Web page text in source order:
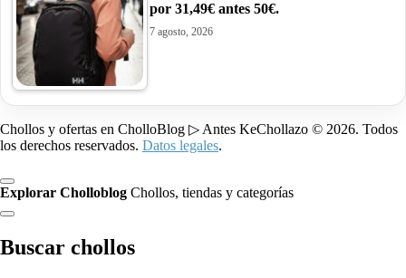
por 31,49€ antes 50€.
7 agosto, 2026
Chollos y ofertas en CholloBlog ▷ Antes KeChollazo © 2026. Todos
los derechos reservados. Datos legales.
Explorar Cholloblog Chollos, tiendas y categorías
Buscar chollos